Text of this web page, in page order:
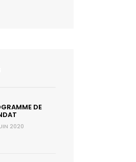
DE
2020